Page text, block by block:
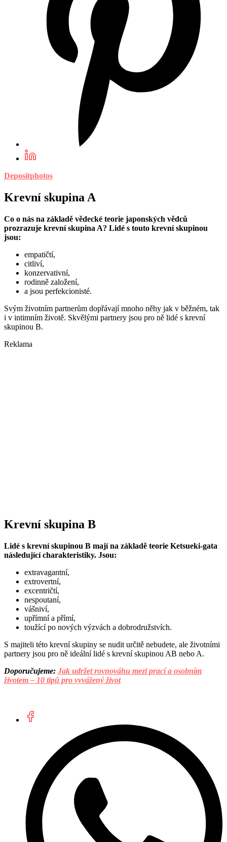
Depositphotos
Krevní skupina A
Co o nás na základě vědecké teorie japonských vědců
prozrazuje krevní skupina A? Lidé s touto krevní skupinou
jsou:
empatičtí,
citliví,
konzervativní,
rodinně založení,
a jsou perfekcionisté.
Svým životním partnerům dopřávají mnoho něhy jak v běžném, tak
i v intimním životě. Skvělými partnery jsou pro ně lidé s krevní
skupinou B.
Reklama
Krevní skupina B
Lidé s krevní skupinou B mají na základě teorie Ketsueki-gata
následující charakteristiky. Jsou:
extravagantní,
extrovertní,
excentričtí,
nespoutaní,
vášniví,
upřímní a přímí,
toužící po nových výzvách a dobrodružstvích.
S majiteli této krevní skupiny se nudit určitě nebudete, ale životními
partnery jsou pro ně ideální lidé s krevní skupinou AB nebo A.
Doporučujeme: Jak udržet rovnováhu mezi prací a osobním
životem – 10 tipů pro vyvážený život